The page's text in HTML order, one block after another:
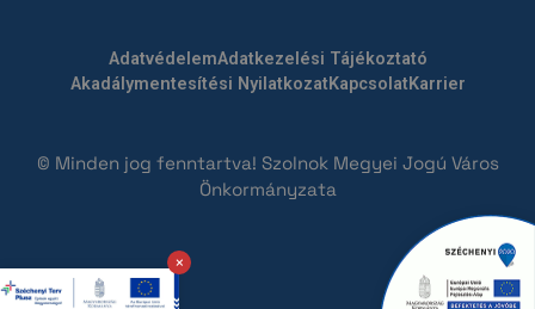
AdatvédelemAdatkezelési Tájékoztató
Akadálymentesítési NyilatkozatKapcsolatKarrier
© Minden jog fenntartva! Szolnok Megyei Jogú Város
Önkormányzata
×